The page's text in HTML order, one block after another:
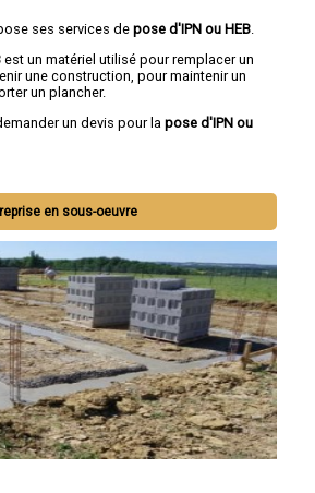
ses services de pose d'IPN ou HEB.
est un matériel utilisé pour remplacer un
une construction, pour maintenir un
un plancher.
un devis pour la pose d'IPN ou
reprise en sous-oeuvre